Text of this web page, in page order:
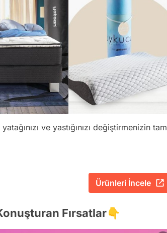
ve yastığınızı değiştirmenizin tam
Ürünleri İncele
Fırsatlar👇